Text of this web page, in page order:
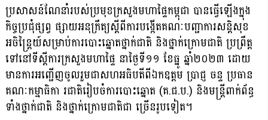
ប្រសាសន៍ណែនាំរបស់ប្រមុខក្រសួងមហាផ្ទៃកម្ពុជា បានធ្វើឡើងក្នុង
កិច្ចប្រជុំផ្សព្វ ផ្សាយអនុក្រឹត្យស្តីពីការបង្កើតគណៈបញ្ជាការសន្តិសុខ
អចិន្ត្រៃយ៍សម្រាប់ការបោះឆ្នោតថ្នាក់ជាតិ និងថ្នាក់ក្រោមជាតិ ប្រព្រឹត្ត
ទៅនៅទីស្ដីការក្រសួងមហាផ្ទៃ នាថ្ងៃទី១១ ខែធ្នូ ឆ្នាំ២០២៣ ដោយ
មានការអញ្ជើញចូលរួមជាសហអធិបតីពីឯកឧត្តម ប្រាជ្ញ ចន្ទ ប្រធាន
គណៈកម្មាធិកា រជាតិរៀបចំការបោះឆ្នោត (គ.ជ.ប.) និងមន្រ្តីពាក់ព័ន្ធ
ទាំងថ្នាក់ជាតិ និងថ្នាក់ក្រោមជាតិជា ច្រើនរូបទៀត។